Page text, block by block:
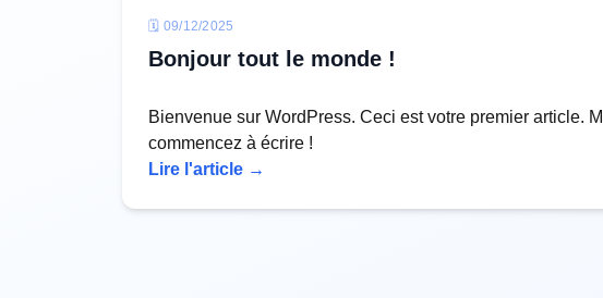
🗓 09/12/2025
Bonjour tout le monde !
Bienvenue sur WordPress. Ceci est votre premier article.
commencez à écrire !
Lire l'article →